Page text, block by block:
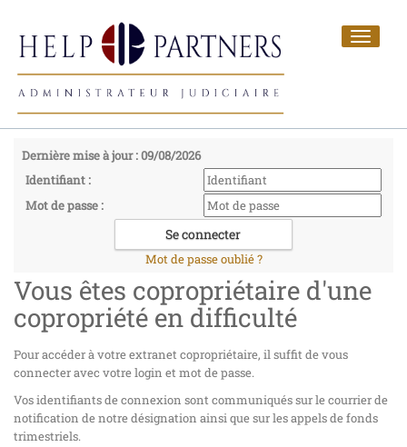
Toggle
Dernière mise à jour : 09/08/2026
Identifiant :
Mot de passe :
Mot de passe oublié ?
Vous êtes copropriétaire d'une
copropriété en difficulté
Pour accéder à votre extranet copropriétaire, il suffit de vous
connecter avec votre login et mot de passe.
Vos identifiants de connexion sont communiqués sur le courrier de
notification de notre désignation ainsi que sur les appels de fonds
trimestriels.